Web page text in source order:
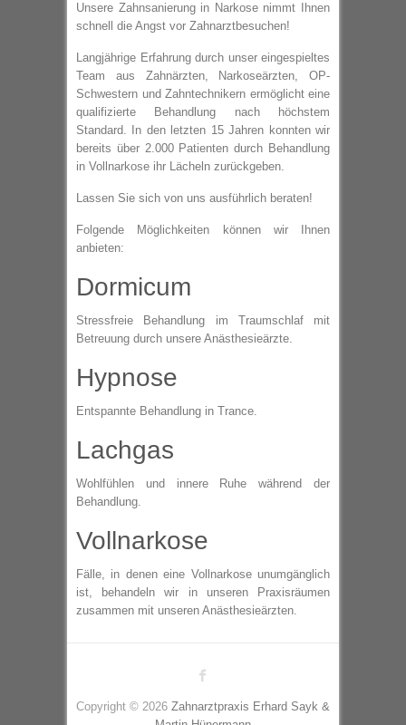
Unsere Zahnsanierung in Narkose nimmt Ihnen
schnell die Angst vor Zahnarztbesuchen!
Langjährige Erfahrung durch unser eingespieltes
Team aus Zahnärzten, Narkoseärzten, OP-
Schwestern und Zahntechnikern ermöglicht eine
qualifizierte Behandlung nach höchstem
Standard. In den letzten 15 Jahren konnten wir
bereits über 2.000 Patienten durch Behandlung
in Vollnarkose ihr Lächeln zurückgeben.
Lassen Sie sich von uns ausführlich beraten!
Folgende Möglichkeiten können wir Ihnen
anbieten:
Dormicum
Stressfreie Behandlung im Traumschlaf mit
Betreuung durch unsere Anästhesieärzte.
Hypnose
Entspannte Behandlung in Trance.
Lachgas
Wohlfühlen und innere Ruhe während der
Behandlung.
Vollnarkose
Fälle, in denen eine Vollnarkose unumgänglich
ist, behandeln wir in unseren Praxisräumen
zusammen mit unseren Anästhesieärzten.
Copyright © 2026 Zahnarztpraxis Erhard Sayk &